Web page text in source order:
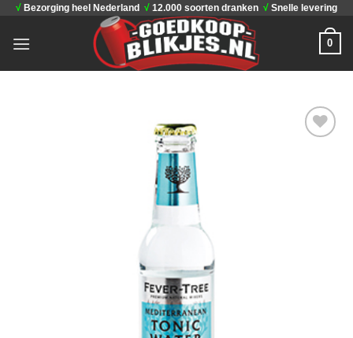
inhoud
√ Bezorging heel Nederland √ 12.000 soorten dranken √ Snelle levering
0